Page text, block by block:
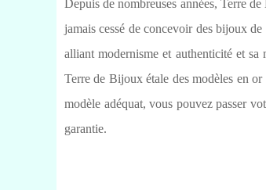
Depuis de nombreuses années, Terre
jamais cessé de concevoir des bijoux
alliant modernisme et authenticité et sa
Terre de Bijoux étale des modèles en
modèle adéquat, vous pouvez passer
garantie.